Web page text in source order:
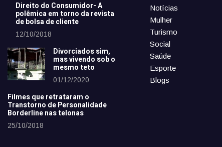
Direito do Consumidor- A
polêmica em torno da revista
de bolsa de cliente
12/10/2018
Divorciados sim,
mas vivendo sob o
mesmo teto
01/12/2020
Filmes que retrataram o
Transtorno de Personalidade
Borderline nas telonas
25/10/2018
Notícias
Mulher
Turismo
Social
Saúde
Esporte
Blogs